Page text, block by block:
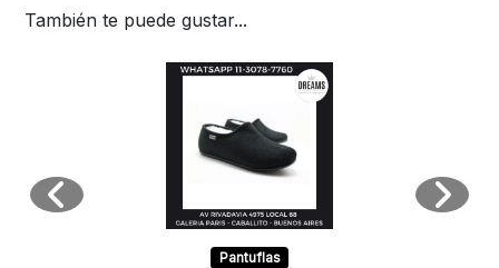
También te puede gustar...
Pantuflas